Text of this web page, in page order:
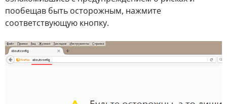
пообещав быть осторожным, нажмите
соответствующую кнопку.